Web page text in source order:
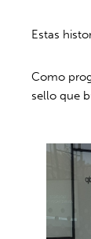
Estas
Como
sello que